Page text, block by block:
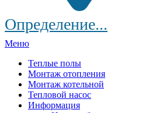
Определение...
Меню
Теплые полы
Монтаж отопления
Монтаж котельной
Тепловой насос
Информация